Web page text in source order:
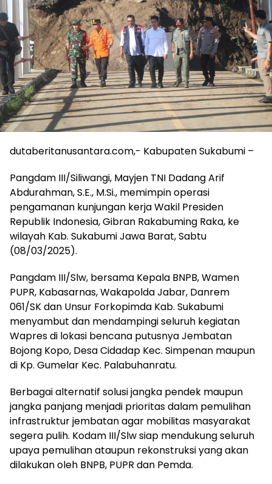
dutaberitanusantara.com,- Kabupaten Sukabumi –
Pangdam III/Siliwangi, Mayjen TNI Dadang Arif
Abdurahman, S.E., M.Si., memimpin operasi
pengamanan kunjungan kerja Wakil Presiden
Republik Indonesia, Gibran Rakabuming Raka, ke
wilayah Kab. Sukabumi Jawa Barat, Sabtu
(08/03/2025).
Pangdam III/Slw, bersama Kepala BNPB, Wamen
PUPR, Kabasarnas, Wakapolda Jabar, Danrem
061/SK dan Unsur Forkopimda Kab. Sukabumi
menyambut dan mendampingi seluruh kegiatan
Wapres di lokasi bencana putusnya Jembatan
Bojong Kopo, Desa Cidadap Kec. Simpenan maupun
di Kp. Gumelar Kec. Palabuhanratu.
Berbagai alternatif solusi jangka pendek maupun
jangka panjang menjadi prioritas dalam pemulihan
infrastruktur jembatan agar mobilitas masyarakat
segera pulih. Kodam III/Slw siap mendukung seluruh
upaya pemulihan ataupun rekonstruksi yang akan
dilakukan oleh BNPB, PUPR dan Pemda.